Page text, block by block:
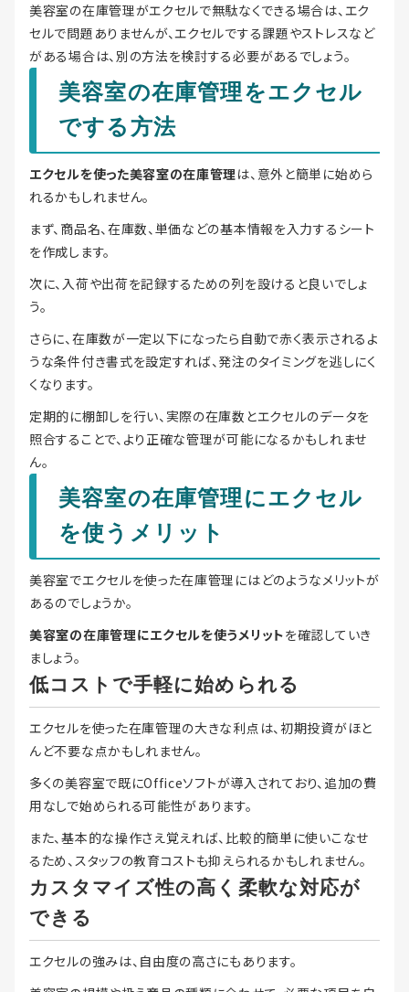
美容室の在庫管理がエクセルで無駄なくできる場合は、エク
セルで問題ありませんが、エクセルでする課題やストレスなど
がある場合は、別の方法を検討する必要があるでしょう。
美容室の在庫管理をエクセル
でする方法
エクセルを使った美容室の在庫管理は、意外と簡単に始めら
れるかもしれません。
まず、商品名、在庫数、単価などの基本情報を入力するシート
を作成します。
次に、入荷や出荷を記録するための列を設けると良いでしょ
う。
さらに、在庫数が一定以下になったら自動で赤く表示されるよ
うな条件付き書式を設定すれば、発注のタイミングを逃しにく
くなります。
定期的に棚卸しを行い、実際の在庫数とエクセルのデータを
照合することで、より正確な管理が可能になるかもしれませ
ん。
美容室の在庫管理にエクセル
を使うメリット
美容室でエクセルを使った在庫管理にはどのようなメリットが
あるのでしょうか。
美容室の在庫管理にエクセルを使うメリットを確認していき
ましょう。
低コストで手軽に始められる
エクセルを使った在庫管理の大きな利点は、初期投資がほと
んど不要な点かもしれません。
多くの美容室で既にOfficeソフトが導入されており、追加の費
用なしで始められる可能性があります。
また、基本的な操作さえ覚えれば、比較的簡単に使いこなせ
るため、スタッフの教育コストも抑えられるかもしれません。
カスタマイズ性の高く柔軟な対応が
できる
エクセルの強みは、自由度の高さにもあります。